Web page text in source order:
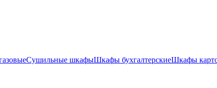
Сушильные шкафыШкафы бухгалтерскиеШкафы